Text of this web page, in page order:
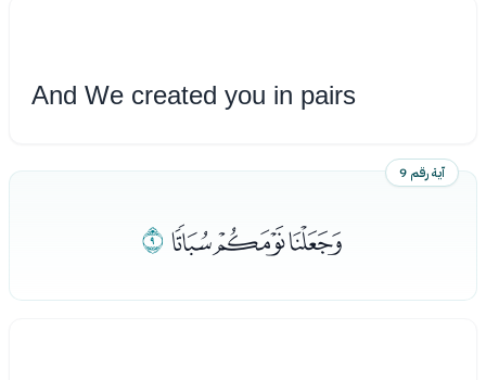
And We created you in pairs
آية رقم 9
ﭯﭰﭱﭲ